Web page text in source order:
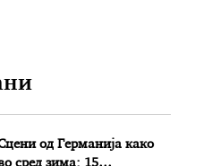
од Германија како
сред зима: 15